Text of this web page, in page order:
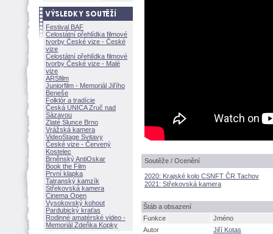
Festival BAF
Celostátní přehlídka filmové
tvorby České vize - České
vize
Celostátní přehlídka filmové
tvorby České vize - Malé
vize
ARSfilm
Juniorfilm - Memoriál Jiřího
Beneše
Folklór a tradície
Česká UNICA Zruč nad
Sázavou
Zlaté Slunce Brno
Vrážská kamera
VideoStage Svitavy
České vize - Červený
Kostelec
Brněnský AntiOskar
Book the Film
První klapka
Tatranský kamzík
Střekovská kamera
Cinema Open
Vysokovský kohout
Pardubický kraťas
Rodinné amatérské video -
Memoriál Zdeňka Kopky
Soutěže / Ocenění
2020: Krajské kolo CSNFT ČR Tachov
2021: Střekovská kamera
táb a obsazení
Funkce
Jméno
Autor
Jiří Kotas